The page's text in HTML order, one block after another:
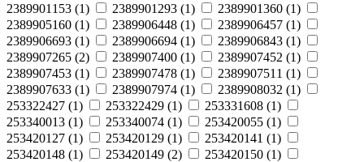
2389901153 (1) 2389901293 (1) 2389901360 (1)
2389905160 (1) 2389906448 (1) 2389906457 (1)
2389906693 (1) 2389906694 (1) 2389906843 (1)
2389907265 (2) 2389907400 (1) 2389907452 (1)
2389907453 (1) 2389907478 (1) 2389907511 (1)
2389907633 (1) 2389907974 (1) 2389908032 (1)
253322427 (1) 253322429 (1) 253331608 (1)
253340013 (1) 253340074 (1) 253420055 (1)
253420127 (1) 253420129 (1) 253420141 (1)
253420148 (1) 253420149 (2) 253420150 (1)